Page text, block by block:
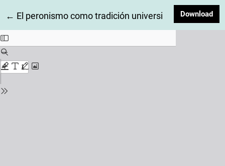
← Return to Article Details
El peronismo como tradición universitaria Download